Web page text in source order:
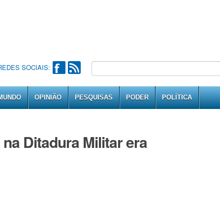
SOCIAIS:
OPINIÃO PESQUISAS PODER POLÍTICA
Ditadura Militar era